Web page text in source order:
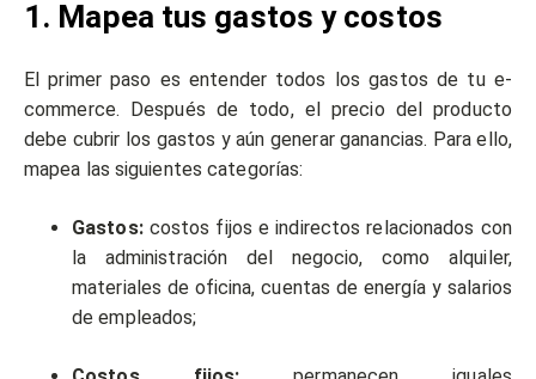
1. Mapea tus gastos y costos
El primer paso es entender todos los gastos de tu e-
commerce. Después de todo, el precio del producto
debe cubrir los gastos y aún generar ganancias. Para ello,
mapea las siguientes categorías:
Gastos:costos fijos e indirectos relacionados con
la administración del negocio, como alquiler,
materiales de oficina, cuentas de energía y salarios
de empleados;